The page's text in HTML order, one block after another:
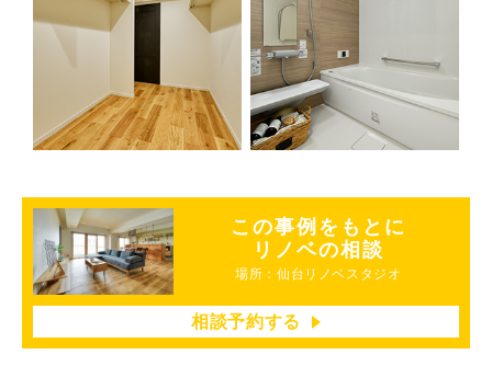
この事例をもとに
リノベの相談
場所：仙台リノベスタジオ
相談予約する